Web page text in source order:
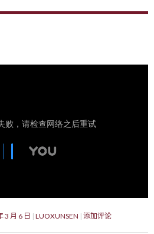
3 月 6 日 LUOXUNSEN 添加评论